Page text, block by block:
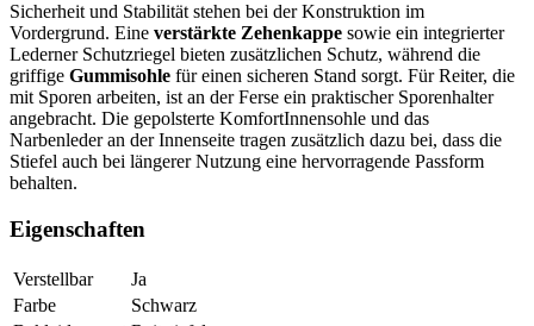
Sicherheit und Stabilität stehen bei der Konstruktion im
Vordergrund. Eine verstärkte Zehenkappe sowie ein integrierter
Lederner Schutzriegel bieten zusätzlichen Schutz, während die
griffige Gummisohle für einen sicheren Stand sorgt. Für Reiter, die
mit Sporen arbeiten, ist an der Ferse ein praktischer Sporenhalter
angebracht. Die gepolsterte KomfortInnensohle und das
Narbenleder an der Innenseite tragen zusätzlich dazu bei, dass die
Stiefel auch bei längerer Nutzung eine hervorragende Passform
behalten.
Eigenschaften
Verstellbar
Ja
Farbe
Schwarz